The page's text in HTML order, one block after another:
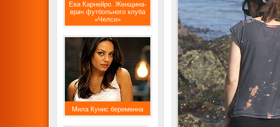
Ева Карнейро. Женщина-
врач футбольного клуба
«Челси»
Мила Кунис беременна